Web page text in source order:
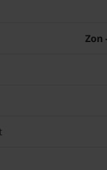
Zon